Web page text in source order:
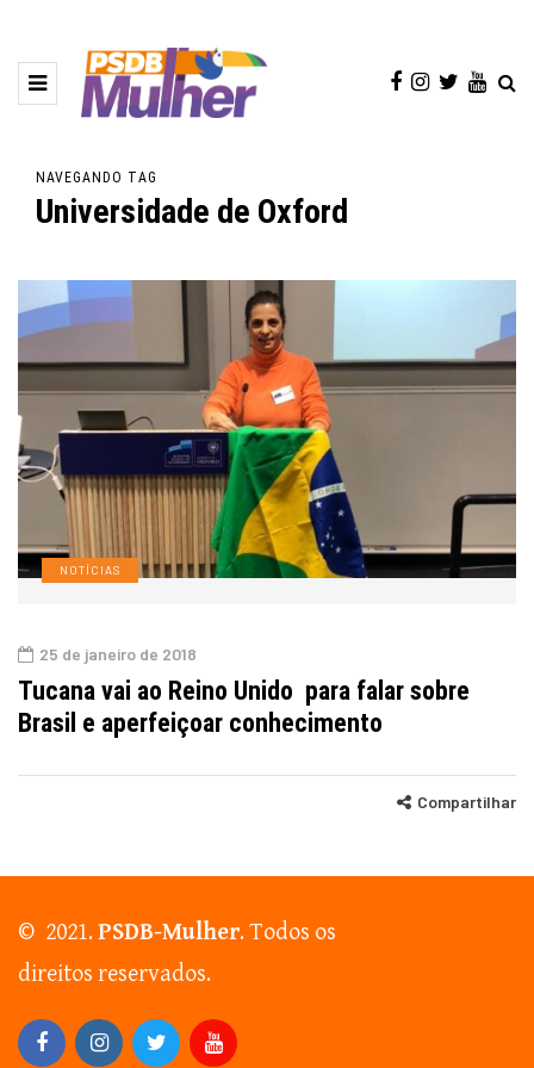
NAVEGANDO TAG
Universidade de Oxford
NOTÍCIAS
25 de janeiro de 2018
Tucana vai ao Reino Unido para falar sobre
Brasil e aperfeiçoar conhecimento
Compartilhar
© 2021.PSDB-Mulher. Todos os
direitos reservados.